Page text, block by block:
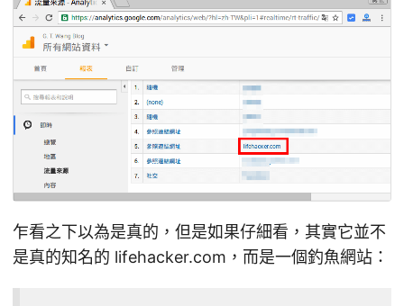
乍看之下以為是真的，但是如果仔細看，其實它並不
是真的知名的 lifehacker.com，而是一個釣魚網站：